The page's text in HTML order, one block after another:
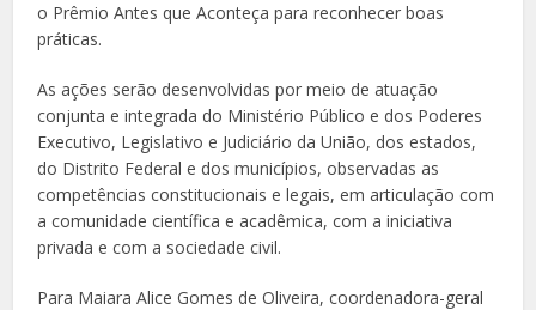
o Prêmio Antes que Aconteça para reconhecer boas
práticas.
As ações serão desenvolvidas por meio de atuação
conjunta e integrada do Ministério Público e dos Poderes
Executivo, Legislativo e Judiciário da União, dos estados,
do Distrito Federal e dos municípios, observadas as
competências constitucionais e legais, em articulação com
a comunidade científica e acadêmica, com a iniciativa
privada e com a sociedade civil.
Para Maiara Alice Gomes de Oliveira, coordenadora-geral